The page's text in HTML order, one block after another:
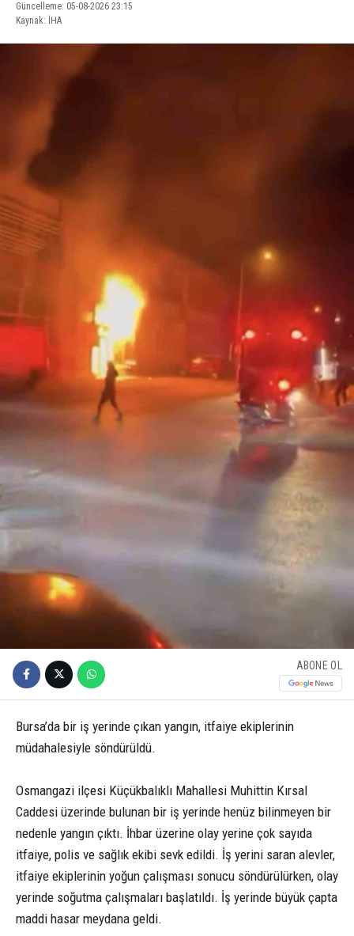
Güncelleme: 05-08-2026 23:15
Kaynak: İHA
ABONE OL
Bursa’da bir iş yerinde çıkan yangın, itfaiye ekiplerinin
müdahalesiyle söndürüldü.
Osmangazi ilçesi Küçükbalıklı Mahallesi Muhittin Kırsal
Caddesi üzerinde bulunan bir iş yerinde henüz bilinmeyen bir
nedenle yangın çıktı. İhbar üzerine olay yerine çok sayıda
itfaiye, polis ve sağlık ekibi sevk edildi. İş yerini saran alevler,
itfaiye ekiplerinin yoğun çalışması sonucu söndürülürken, olay
yerinde soğutma çalışmaları başlatıldı. İş yerinde büyük çapta
maddi hasar meydana geldi.